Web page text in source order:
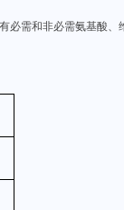
需和非必需氨基酸